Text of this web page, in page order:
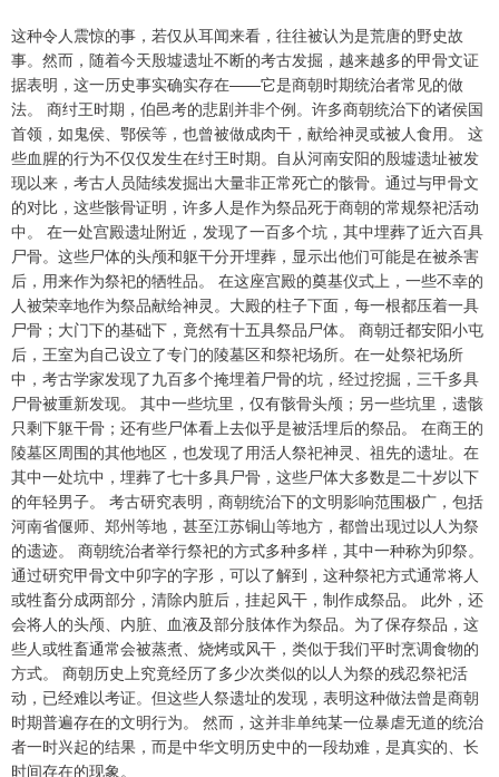
这种令人震惊的事，若仅从耳闻来看，往往被认为是荒唐的野史故
事。然而，随着今天殷墟遗址不断的考古发掘，越来越多的甲骨文证
据表明，这一历史事实确实存在——它是商朝时期统治者常见的做
法。 商纣王时期，伯邑考的悲剧并非个例。许多商朝统治下的诸侯国
首领，如鬼侯、鄂侯等，也曾被做成肉干，献给神灵或被人食用。 这
些血腥的行为不仅仅发生在纣王时期。自从河南安阳的殷墟遗址被发
现以来，考古人员陆续发掘出大量非正常死亡的骸骨。通过与甲骨文
的对比，这些骸骨证明，许多人是作为祭品死于商朝的常规祭祀活动
中。 在一处宫殿遗址附近，发现了一百多个坑，其中埋葬了近六百具
尸骨。这些尸体的头颅和躯干分开埋葬，显示出他们可能是在被杀害
后，用来作为祭祀的牺牲品。 在这座宫殿的奠基仪式上，一些不幸的
人被荣幸地作为祭品献给神灵。大殿的柱子下面，每一根都压着一具
尸骨；大门下的基础下，竟然有十五具祭品尸体。 商朝迁都安阳小屯
后，王室为自己设立了专门的陵墓区和祭祀场所。在一处祭祀场所
中，考古学家发现了九百多个掩埋着尸骨的坑，经过挖掘，三千多具
尸骨被重新发现。 其中一些坑里，仅有骸骨头颅；另一些坑里，遗骸
只剩下躯干骨；还有些尸体看上去似乎是被活埋后的祭品。 在商王的
陵墓区周围的其他地区，也发现了用活人祭祀神灵、祖先的遗址。在
其中一处坑中，埋葬了七十多具尸骨，这些尸体大多数是二十岁以下
的年轻男子。 考古研究表明，商朝统治下的文明影响范围极广，包括
河南省偃师、郑州等地，甚至江苏铜山等地方，都曾出现过以人为祭
的遗迹。 商朝统治者举行祭祀的方式多种多样，其中一种称为卯祭。
通过研究甲骨文中卯字的字形，可以了解到，这种祭祀方式通常将人
或牲畜分成两部分，清除内脏后，挂起风干，制作成祭品。 此外，还
会将人的头颅、内脏、血液及部分肢体作为祭品。为了保存祭品，这
些人或牲畜通常会被蒸煮、烧烤或风干，类似于我们平时烹调食物的
方式。 商朝历史上究竟经历了多少次类似的以人为祭的残忍祭祀活
动，已经难以考证。但这些人祭遗址的发现，表明这种做法曾是商朝
时期普遍存在的文明行为。 然而，这并非单纯某一位暴虐无道的统治
者一时兴起的结果，而是中华文明历史中的一段劫难，是真实的、长
时间存在的现象。